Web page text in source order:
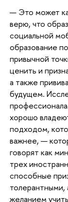
— Это может
верю, что
социальной
образование
привычной
ценить и
а также
будущем.
хорошо
подходом,
важнее, —
говорят как
трех
способные
желанием